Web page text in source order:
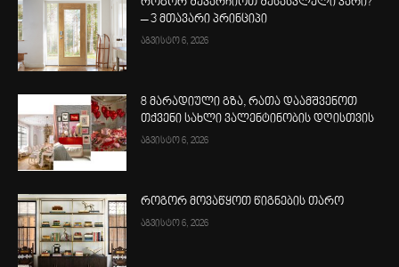
როგორ შევარჩიოთ შესასვლელი კარი?
– 3 მთავარი პრინციპი
აგვისტო 6, 2026
8 მარადიული გზა, რათა დაამშვენოთ
თქვენი სახლი ვალენტინობის დღისთვის
აგვისტო 6, 2026
როგორ მოვაწყოთ წიგნების თარო
აგვისტო 6, 2026